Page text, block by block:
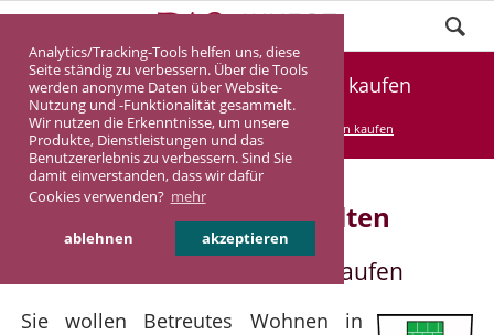
Analytics/Tracking-Tools helfen uns, diese
Seite ständig zu verbessern. Über die Tools
werden anonyme Daten über Website-
Nutzung und -Funktionalität gesammelt.
Wir nutzen die Erkenntnisse, um unsere
Produkte, Dienstleistungen und das
Benutzererlebnis zu verbessern. Sind Sie
damit einverstanden, dass wir dafür
Cookies verwenden? mehr
ablehnen akzeptieren
Betreutes Wohnen in Velten kaufen
DASINVEST Service Betreutes Wohnen kaufen
Betreutes Wohnen in Velten
Betreutes Wohnen in Velten kaufen
Sie wollen Betreutes Wohnen in